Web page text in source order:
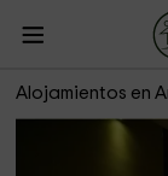
Alojamientos en
Apartamento para